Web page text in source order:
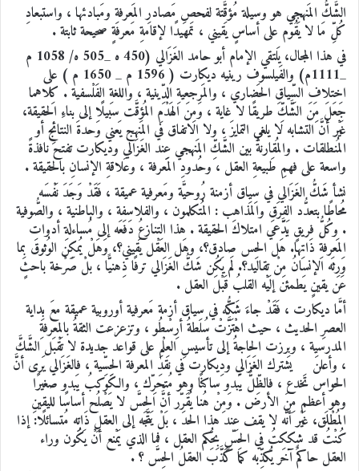
الشَّكُّ المَنهجي هو وسيلة مُؤقَّتة لفحصِ مَصادرِ المَعرفةِ ومَبادئها ، واستبعادِ
كُلِّ مَا لا يَقُوم على أساسٍ يَقيني ، تَمهيدًا لإقامةِ مَعرفةٍ صحيحة ثابتة .
في هذا المجال، يَلتقي الإمام أبو حامد الغَزَالي (450 ه _505 ه/ 1058 م
_1111م) والفَيلسوف رينيه ديكارت ( 1596 م _ 1650 م ) على
اختلافِ السِّياقِ الحَضاري ، والمَرجعيةِ الدِّينية ، واللغةِ الفَلْسفية . كِلاهما
جَعَلَ مِنَ الشَّكِّ طريقًا لا غاية ، وَمِنَ الهَدْمِ المُؤقَّت سبيلًا إلى بناءِ الحقيقة،
غَيْر أنَّ التشابه لا يلغي التمايزَ ، ولا الاتفاق في المَنهج يَعني وَحدةَ النتائجِ أو
المُنطلقات . والمُقارنةُ بين الشَّكِّ المَنهجي عِند الغَزَالي وديكارت تفتح نافذةً
واسعة على فهمِ طَبيعةِ العقل ، وحُدودِ المَعرفة ، وعَلاقةِ الإنسانِ بالحقيقة .
نشأ شَكُّ الغَزَالي في سِياق أزمنة رُوحيَّة ومَعرفية عميقة ، فَقَدْ وَجَدَ نَفْسَه
مُحاطًا بتعدُّد الفِرَقِ والمَذاهب : المُتكلمون ، والفلاسفة ، والباطنية ، والصُّوفية
. وكُلُّ فريقٍ يَدَّعي امتلاكَ الحقيقة . هذا التنازعُ دَفَعَه إلى مُساءلةِ أدواتِ
المَعرفةِ ذَاتِها. هَل الحِس صادق؟، وهَل العَقْل يَقيني؟، وَهَلْ يُمكِن الوُثوق بِما
وَرِثَه الإنسانُ مِنْ تقاليد؟. لَم يَكُن شَكُّ الغَزَالي ترفًا ذِهنيًّا ، بلْ صَرْخة باحثٍ
عَن يقينٍ يَطمئن إلَيْه القلبُ قَبْلَ العقل .
أمَّا ديكارت ، فَقَدْ جاءَ شَكُّه في سِياق أزمة مَعرفية أوروبية عميقة معَ بِداية
العصرِ الحديث ، حيث اهْتَزَّتْ سُلطةُ أرِسْطُو ، وتزعزعت الثقةُ بالمعرفةِ
المدرسية ، وبرزت الحاجةُ إلى تأسيسِ العِلْمِ على قواعد جديدة لا تَقْبَل الشَّكَّ
، وأعلنَ يَشترك الغَزَالي ودِيكارت في نقدِ المعرفة الحِسِّية ، فالغَزَالي يَرى أنَّ
الحواس تَخدع ، فالظِّلُّ يَبدو ساكنًا وهو مُتحرِّك ، والكَوكبُ يَبدو صغيرًا
وهو أعظم مِنَ الأرض . وَمِنْ هُنا يُقَرِّر أنَّ الحِسَّ لا يَصْلُح أساسًا لليقينِ
المُطْلَق، غَيْر أنَّه لا يقف عِند هذا الحد ، بَلْ يَتَّجه إلى العقلِ ذَاتِه مُتسائلًا: إذا
كُنْتُ قد شككتُ في الحِسِّ بِحُكم العقل ، فما الذي يَمْنع أنْ يَكُون وراء
العقل حاكمٌ آخَر يُكذِّبه كما كَذَّبَ العقلُ الحِسَّ ؟ .